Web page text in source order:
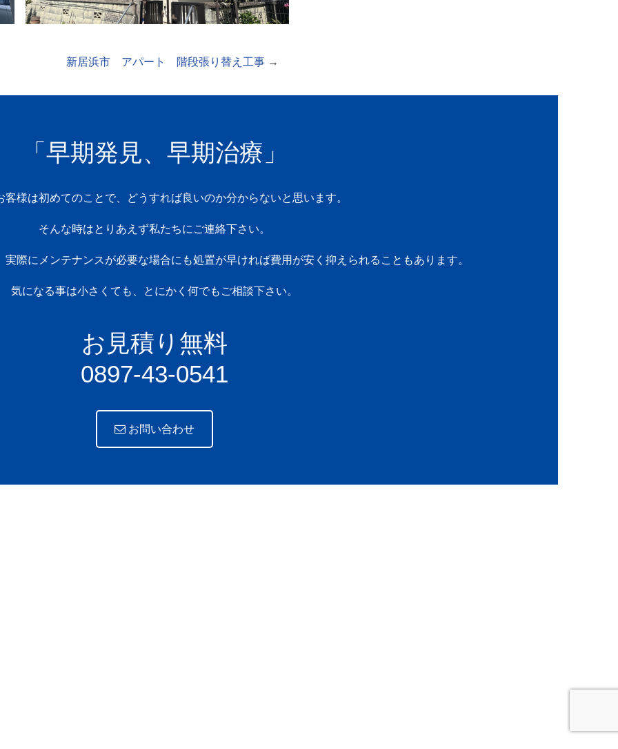
新居浜市 アパート 階段張り替え工事 →
「早期発見、早期治療」
客様は初めてのことで、どうすれば良いのか分からないと思います。
そんな時はとりあえず私たちにご連絡下さい。
際にメンテナンスが必要な場合にも処置が早ければ費用が安く抑えられることもあります。
気になる事は小さくても、とにかく何でもご相談下さい。
お見積り無料
0897-43-0541
お問い合わせ